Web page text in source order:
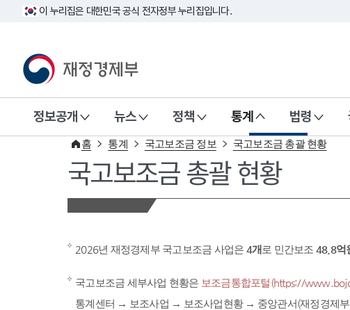
이 누리집은 대한민국 공식 전자정부 누리집입니다.
재정경제부(www.mofe.go.kr)
정보공개 뉴스 정책 통계 법령
홈 통계 국고보조금 정보 국고보조금 총괄 현황
국고보조금 총괄 현황
2026년 재정경제부 국고보조금 사업은 4개로 민간보조 48.8억
국고보조금 세부사업 현황은 보조금통합포털(https://
통계센터 → 보조사업 → 보조사업현황 → 중앙관서(재정경제